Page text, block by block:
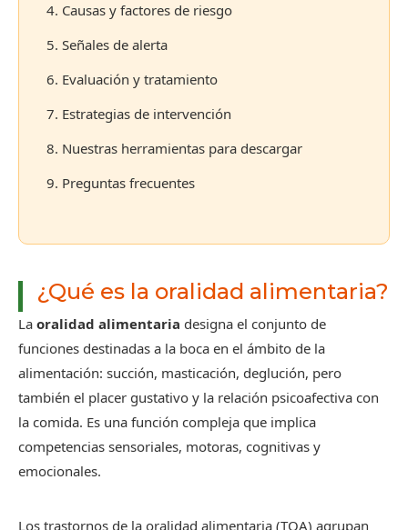
4. Causas y factores de riesgo
5. Señales de alerta
6. Evaluación y tratamiento
7. Estrategias de intervención
8. Nuestras herramientas para descargar
9. Preguntas frecuentes
¿Qué es la oralidad alimentaria?
La oralidad alimentaria designa el conjunto de
funciones destinadas a la boca en el ámbito de la
alimentación: succión, masticación, deglución, pero
también el placer gustativo y la relación psicoafectiva con
la comida. Es una función compleja que implica
competencias sensoriales, motoras, cognitivas y
emocionales.
Los trastornos de la oralidad alimentaria (TOA) agrupan